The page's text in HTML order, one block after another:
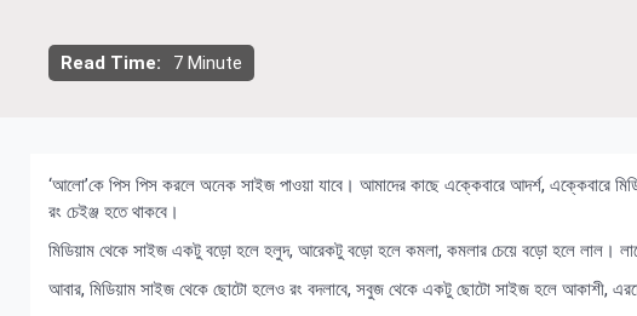
Read Time: 7 Minute
‘আলো’কে পিস পিস করলে অনেক সাইজ পাওয়া যাবে। আমাদের কাছে এক্কেবারে আদর্শ,
রং চেইঞ্জ হতে থাকবে।
মিডিয়াম থেকে সাইজ একটু বড়ো হলে হলুদ, আরেকটু বড়ো হলে কমলা, কমলার চেয়ে বড়ো হলে লাল।
আবার, মিডিয়াম সাইজ থেকে ছোটো হলেও রং বদলাবে, সবুজ থেকে একটু ছোটো সাইজ হলে আকাশী,